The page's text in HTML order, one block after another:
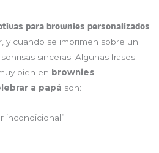
para brownies personalizados
y cuando se imprimen sobre un
sinceras. Algunas frases
bien en brownies
a papá son:
incondicional”